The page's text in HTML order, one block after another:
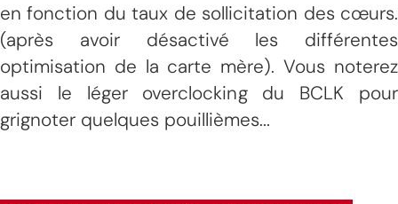
en fonction du taux de sollicitation des cœurs.
(après avoir désactivé les différentes
optimisation de la carte mère). Vous noterez
aussi le léger overclocking du BCLK pour
grignoter quelques pouillièmes...